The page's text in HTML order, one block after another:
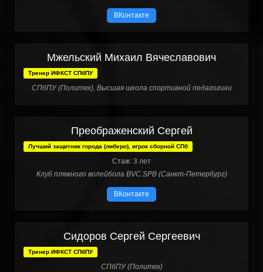
ВКонтакте
Мжельский Михаил Вячеславович
Тренер ИФКСТ СПбПУ
СПбПУ (Политех), Высшая школа спортивной педагогики
Преображенский Сергей
Лучший защитник города (либеро), игрок сборной СПб
Стаж: 3 лет
Клуб пляжного волейбола BVC.SPB (Санкт-Петербург)
ВКонтакте
Сидоров Сергей Сергеевич
Тренер ИФКСТ СПбПУ
СПбПУ (Политех)